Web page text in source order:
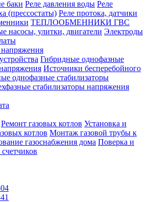
баки Реле давления воды Реле
(прессостаты) Реле протока, датчики
ТЕПЛООБМЕННИКИ ГВС
насосы, улитки, двигатели Электроды
Гибридные однофазные
Источники бесперебойного
однофазные стабилизаторы
стабилизаторы напряжения
Ремонт газовых котлов Установка и
котлов Монтаж газовой трубы к
газоснабжения дома Поверка и